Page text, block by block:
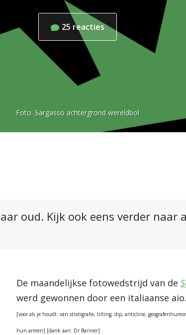
25 reacties
Foto: Sargasso achtergrond wereldbol
oud. Kijk ook eens verder naar
De maandelijkse fotowedstrijd van de
werd gewonnen door een italiaanse aio.
[voor als je houdt: van stratigrafie, tilting, dip, anticline,
hun armen] [dank aan: Dr Banner]